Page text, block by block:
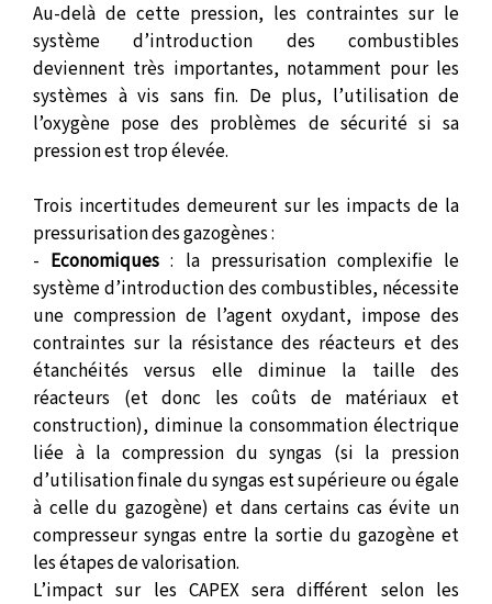
Au-delà de cette pression, les contraintes sur le
système d’introduction des combustibles
deviennent très importantes, notamment pour les
systèmes à vis sans fin. De plus, l’utilisation de
l’oxygène pose des problèmes de sécurité si sa
pression est trop élevée.
Trois incertitudes demeurent sur les impacts de la
pressurisation des gazogènes :
- Economiques: la pressurisation complexifie le
système d’introduction des combustibles, nécessite
une compression de l’agent oxydant, impose des
contraintes sur la résistance des réacteurs et des
étanchéités versus elle diminue la taille des
réacteurs (et donc les coûts de matériaux et
construction), diminue la consommation électrique
liée à la compression du syngas (si la pression
d’utilisation finale du syngas est supérieure ou égale
à celle du gazogène) et dans certains cas évite un
compresseur syngas entre la sortie du gazogène et
les étapes de valorisation.
L’impact sur les CAPEX sera différent selon les